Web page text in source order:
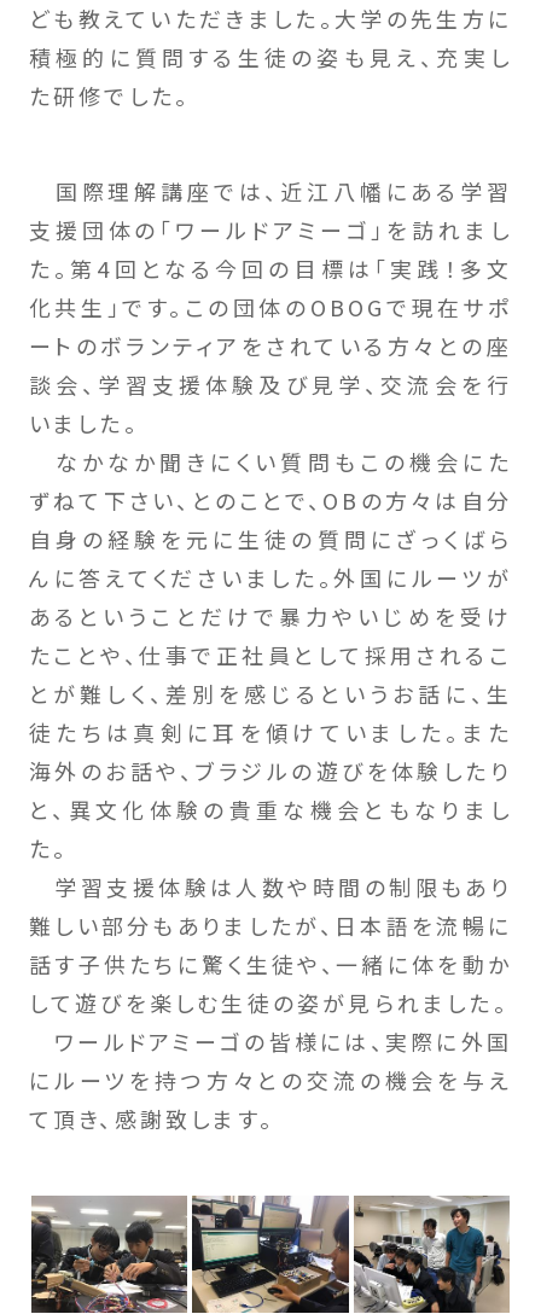
ども教えていただきました。大学の先生方に
積極的に質問する生徒の姿も見え、充実し
た研修でした。
国際理解講座では、近江八幡にある学習
支援団体の「ワールドアミーゴ」を訪れまし
た。第4回となる今回の目標は「実践！多文
化共生」です。この団体のOBOGで現在サポ
ートのボランティアをされている方々との座
談会、学習支援体験及び見学、交流会を行
いました。
なかなか聞きにくい質問もこの機会にた
ずねて下さい、とのことで、OBの方々は自分
自身の経験を元に生徒の質問にざっくばら
んに答えてくださいました。外国にルーツが
あるということだけで暴力やいじめを受け
たことや、仕事で正社員として採用されるこ
とが難しく、差別を感じるというお話に、生
徒たちは真剣に耳を傾けていました。また
海外のお話や、ブラジルの遊びを体験したり
と、異文化体験の貴重な機会ともなりまし
た。
学習支援体験は人数や時間の制限もあり
難しい部分もありましたが、日本語を流暢に
話す子供たちに驚く生徒や、一緒に体を動か
して遊びを楽しむ生徒の姿が見られました。
ワールドアミーゴの皆様には、実際に外国
にルーツを持つ方々との交流の機会を与え
て頂き、感謝致します。